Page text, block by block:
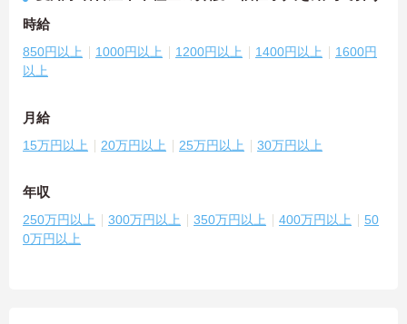
時給
850円以上 1000円以上 1200円以上 1400円以上
1600円
以上
月給
15万円以上 20万円以上 25万円以上 30万円以上
年収
250万円以上 300万円以上 350万円以上 400万円以上
50
0万円以上